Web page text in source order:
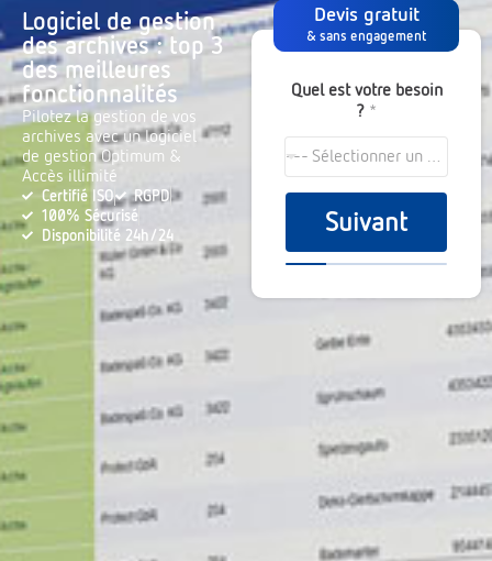
Logiciel de gestion
des archives : top 3
des meilleures
fonctionnalités
Pilotez la gestion de vos
archives avec un logiciel
de gestion Optimum &
Accès illimité
Certifié ISO
RGPD
100% Sécurisé
Disponibilité 24h/24
Devis gratuit
& sans engagement
Quel est votre besoin
? *
--- Sélectionner un choix ---
Suivant